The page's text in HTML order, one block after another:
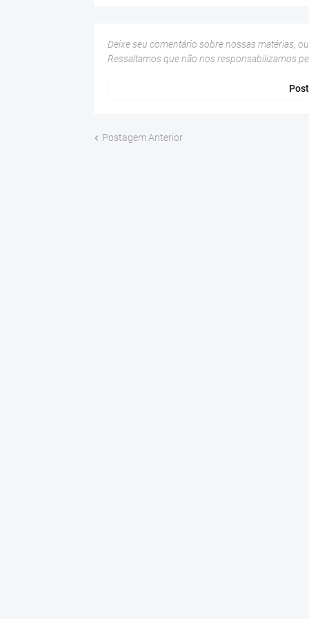
Deixe seu comentário sobre nossas matérias,
Ressaltamos que não nos responsabilizamos
Postagem Anterior